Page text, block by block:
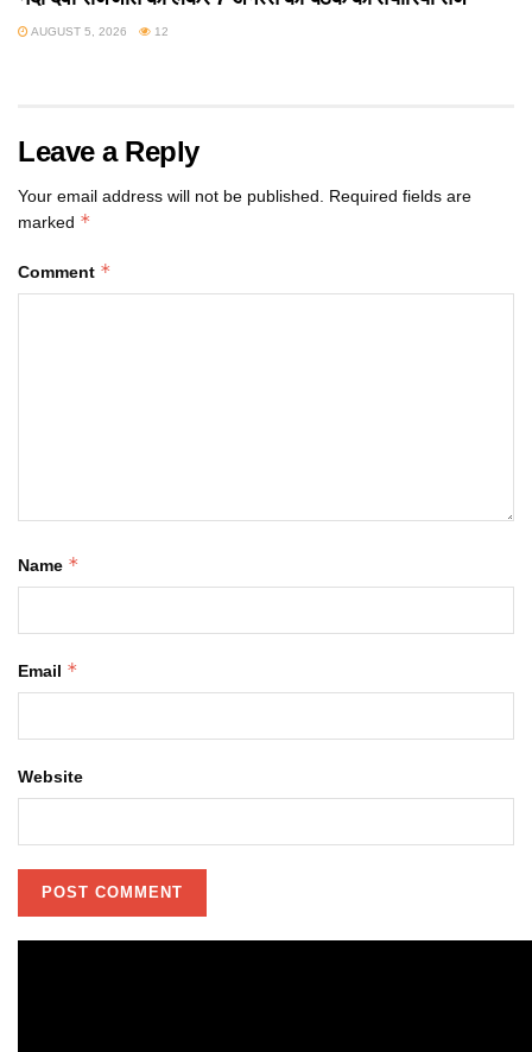
AUGUST 5, 2026 12
Leave a Reply
Your email address will not be published. Required fields are
marked *
Comment *
Name *
Email *
Website